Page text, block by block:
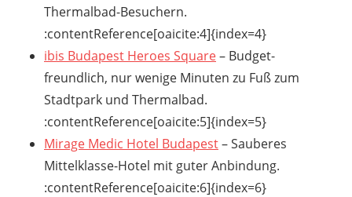
Thermalbad-Besuchern.
:contentReference[oaicite:4]{index=4}
ibis Budapest Heroes Square– Budget-
freundlich, nur wenige Minuten zu Fuß zum
Stadtpark und Thermalbad.
:contentReference[oaicite:5]{index=5}
Mirage Medic Hotel Budapest– Sauberes
Mittelklasse-Hotel mit guter Anbindung.
:contentReference[oaicite:6]{index=6}